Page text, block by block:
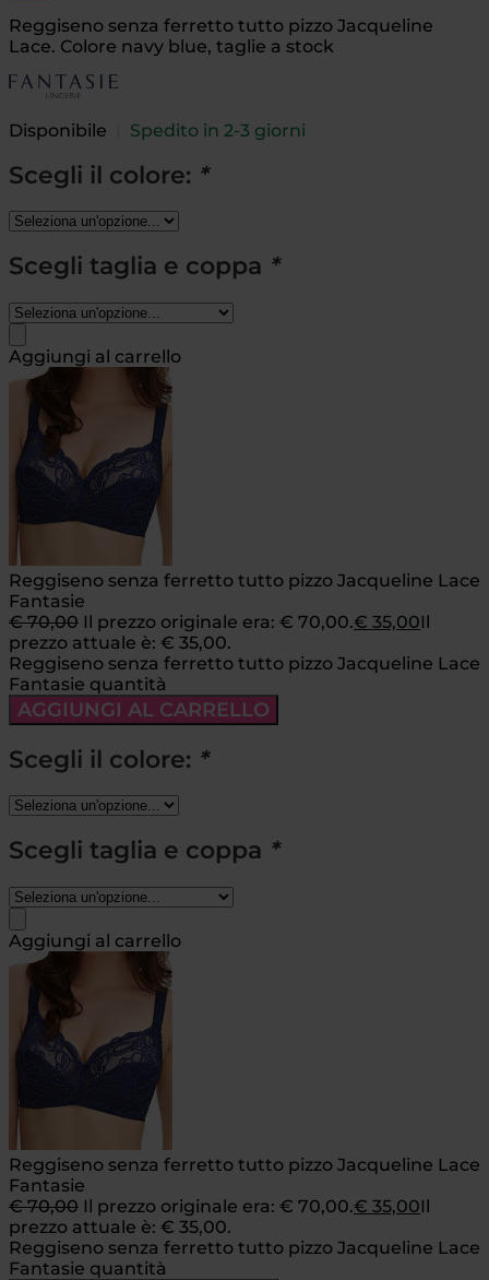
Reggiseno senza ferretto tutto pizzo Jacqueline
Lace. Colore navy blue, taglie a stock
Disponibile Spedito in 2-3 giorni
Scegli il colore: *
Scegli taglia e coppa *
Aggiungi al carrello
Reggiseno senza ferretto tutto pizzo Jacqueline Lace
Fantasie
€70,00 Il prezzo originale era: € 70,00.€ 35,00Il
prezzo attuale è: € 35,00.
Reggiseno senza ferretto tutto pizzo Jacqueline Lace
Fantasie quantità
AGGIUNGI AL CARRELLO
Scegli il colore: *
Scegli taglia e coppa *
Aggiungi al carrello
Reggiseno senza ferretto tutto pizzo Jacqueline Lace
Fantasie
€70,00 Il prezzo originale era: € 70,00.€ 35,00Il
prezzo attuale è: € 35,00.
Reggiseno senza ferretto tutto pizzo Jacqueline Lace
Fantasie quantità